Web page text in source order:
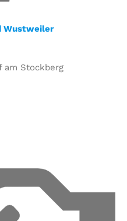
Wustweiler
am Stockberg